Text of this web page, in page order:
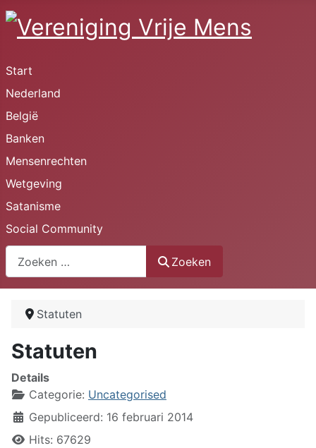
Start
Nederland
België
Banken
Mensenrechten
Wetgeving
Satanisme
Social Community
Zoeken
Statuten
Statuten
Details
Categorie: Uncategorised
Gepubliceerd: 16 februari 2014
Hits: 67629